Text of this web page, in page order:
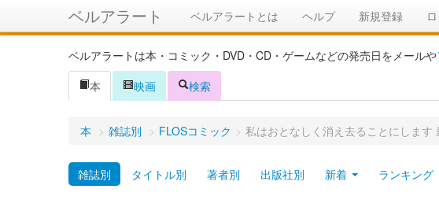
ベルアラート ベルアラートとは ヘルプ 新規登録
ベルアラートは本・コミック・DVD・CD・ゲームなどの発売日をメールや
本
映画 検索
本 > 雑誌別 > FLOSコミック > 私はおとなしく消え去ることにしま
雑誌別 タイトル別 著者別 出版社別 新着 ランキング